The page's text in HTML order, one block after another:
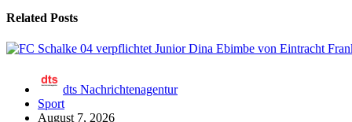
Related Posts
dts Nachrichtenagentur
Sport
August 7, 2026